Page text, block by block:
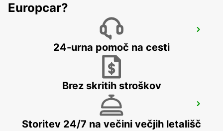
RATINGEN - GERMANY
BERGISCH GLADBACH
BERGISCH-GLADBACH - GERMANY
Europcar?
24-urna pomoč na cesti
Brez skritih stroškov
Storitev 24/7 na večini večjih letališč